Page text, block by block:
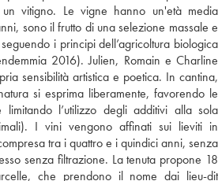
vitigno. Le vigne hanno un'età media
sono il frutto di una selezione massale e
i principi dell’agricoltura biologica
2016). Julien, Romain e Charline
sensibilità artistica e poetica. In cantina,
si esprima liberamente, favorendo le
limitando l’utilizzo degli additivi alla sola
I vini vengono affinati sui lieviti in
tra i quattro e i quindici anni, senza
senza filtrazione. La tenuta propone 18
che prendono il nome dai lieu-dit